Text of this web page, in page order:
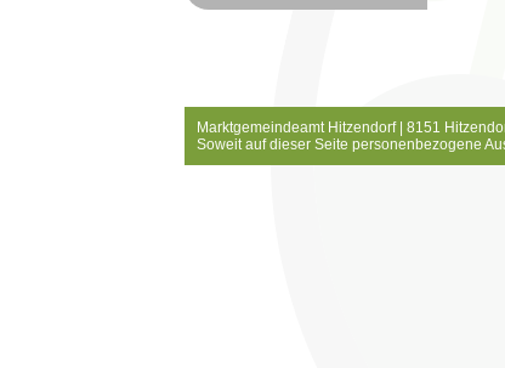
Marktgemeindeamt Hitzendorf | 8151
Soweit auf dieser Seite personenbezogene